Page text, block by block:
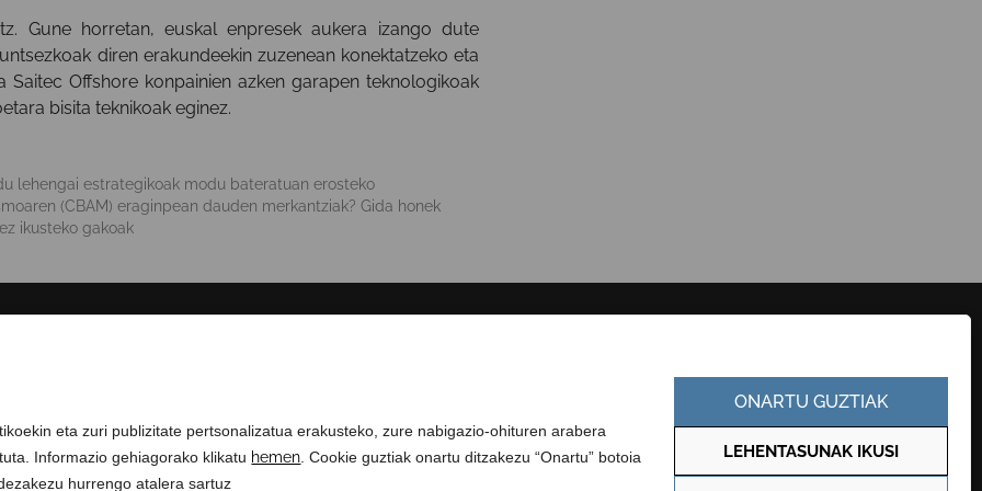
eta zuri publizitate pertsonalizatua erakusteko, zure nabigazio-ohituren arabera
Informazio gehiagorako klikatu hemen . Cookie guztiak onartu ditzakezu “Onartu” botoia
hurrengo atalera sartuz
ONARTU GUZTIAK
LEHENTASUNAK IKUSI
Gune horretan, euskal enpresek aukera izango dute
diren erakundeekin zuzenean konektatzeko eta
Offshore konpainien azken garapen teknologikoak
bisita teknikoak eginez.
lehengai estrategikoak modu bateratuan erosteko
(CBAM) eraginpean dauden merkantziak? Gida honek
ikusteko gakoak
KONTRATATZAILEAREN PROFILA
GARDENTASUN ATARIA